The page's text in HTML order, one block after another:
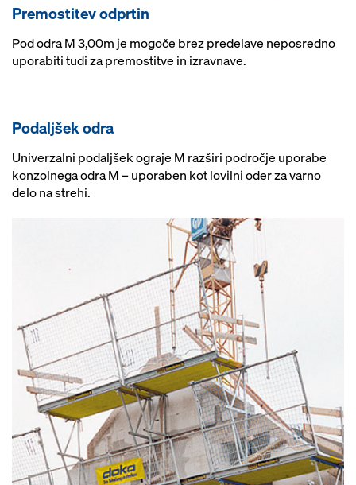
Premostitev odprtin
Pod odra M 3,00m je mogoče brez predelave neposredno
uporabiti tudi za premostitve in izravnave.
Podaljšek odra
Univerzalni podaljšek ograje M razširi področje uporabe
konzolnega odra M – uporaben kot lovilni oder za varno
delo na strehi.